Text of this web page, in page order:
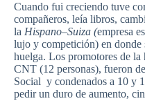
Cuando fui creciendo tuve
compañeros, leía libros,
la Hispano–Suiza (empresa
lujo y competición) en donde
huelga. Los promotores de la
CNT (12 personas), fueron
Social y condenados a 10 y
pedir un duro de aumento,